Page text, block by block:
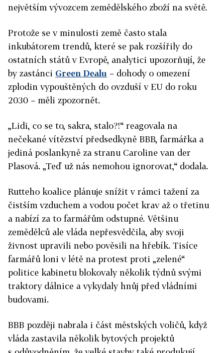
největším vývozcem zemědělského zboží na světě.
Protože se v minulosti země často stala
inkubátorem trendů, které se pak rozšířily do
ostatních států v Evropě, analytici upozorňují, že
by zastánci Green Dealu – dohody o omezení
zplodin vypouštěných do ovzduší v EU do roku
2030 – měli zpozornět.
„Lidi, co se to, sakra, stalo?!“ reagovala na
nečekané vítězství předsedkyně BBB, farmářka a
jediná poslankyně za stranu Caroline van der
Plasová. „Teď už nás nemohou ignorovat,“ dodala.
Rutteho koalice plánuje snížit v rámci tažení za
čistším vzduchem a vodou počet krav až o třetinu
a nabízí za to farmářům odstupné. Většinu
zemědělců ale vláda nepřesvědčila, aby svoji
živnost upravili nebo pověsili na hřebík. Tisíce
farmářů loni v létě na protest proti „zelené“
politice kabinetu blokovaly několik týdnů svými
traktory dálnice a vykydaly hnůj před vládními
budovami.
BBB později nabrala i část městských voličů, když
vláda zastavila několik bytových projektů